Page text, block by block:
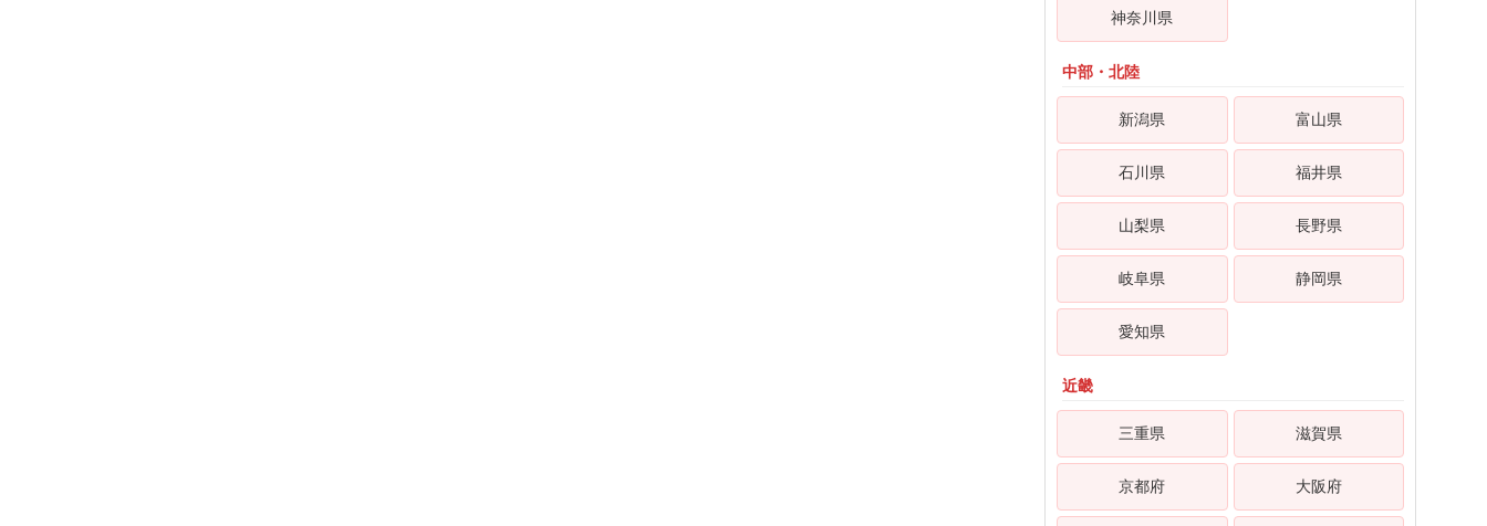
神奈川県
中部・北陸
新潟県 富山県
石川県 福井県
山梨県 長野県
岐阜県 静岡県
愛知県
近畿
三重県 滋賀県
京都府 大阪府